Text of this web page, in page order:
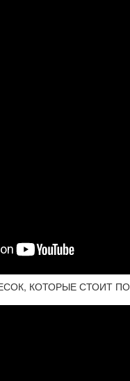
КОТОРЫЕ СТОИТ